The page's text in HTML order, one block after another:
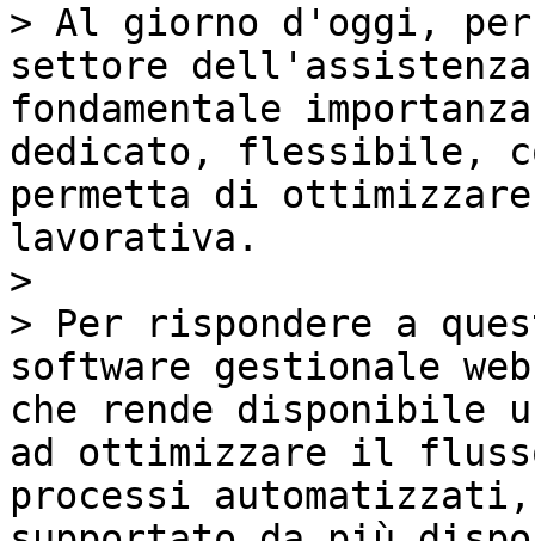
> Al giorno d'oggi,
settore
fondamentale
dedicato, flessibile,
permetta di
lavorativa.
>
> Per rispondere a
software gestionale web
che rende disponibile
ad ottimizzare il
processi